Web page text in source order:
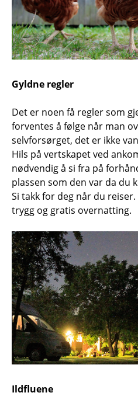
Gyldne regler
Det er noen få regler som
forventes å følge når man
selvforsørget, det er ikke
Hils på vertskapet ved
nødvendig å si fra på
plassen som den var da du
Si takk for deg når du
trygg og gratis overnatting.
Ildfluene